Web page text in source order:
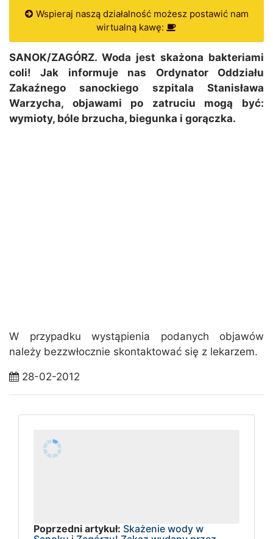
Wspieraj naszą działalność możesz postawić nam
wirtualną kawę:
SANOK/ZAGÓRZ. Woda jest skażona bakteriami
coli! Jak informuje nas Ordynator Oddziału
Zakaźnego sanockiego szpitala Stanisława
Warzycha, objawami po zatruciu mogą być:
wymioty, bóle brzucha, biegunka i gorączka.
W przypadku wystąpienia podanych objawów
należy bezzwłocznie skontaktować się z lekarzem.
28-02-2012
Poprzedni artykuł: Skażenie wody w